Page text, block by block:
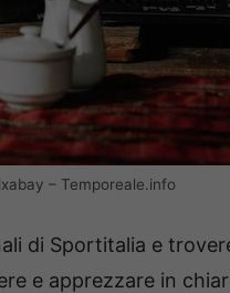
– Temporeale.info
di Sportitalia e
e apprezzare in